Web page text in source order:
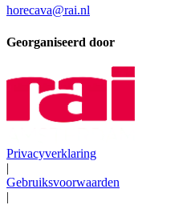
horecava@rai.nl
Georganiseerd door
Privacyverklaring
|
Gebruiksvoorwaarden
|